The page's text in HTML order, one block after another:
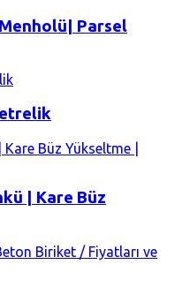
Parsel
| Kare Büz